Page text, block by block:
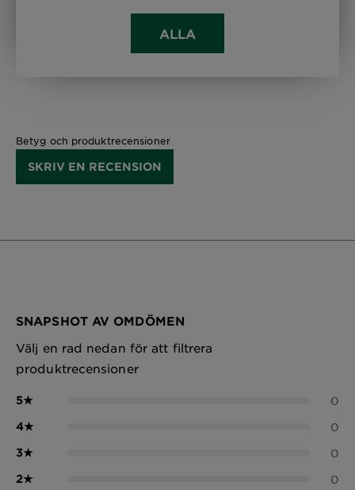
ALLA
Betyg och produktrecensioner
SKRIV EN RECENSION
SNAPSHOT AV OMDÖMEN
Välj en rad nedan för att filtrera
produktrecensioner
5★ 0
4★ 0
3★ 0
2★ 0